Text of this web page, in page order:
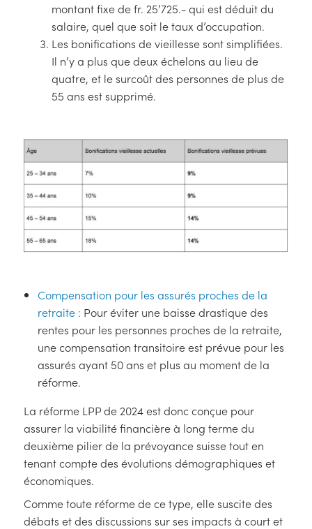
montant fixe de fr. 25’725.- qui est déduit du
salaire, quel que soit le taux d’occupation.
Les bonifications de vieillesse sont simplifiées.
Il n’y a plus que deux échelons au lieu de
quatre, et le surcoût des personnes de plus de
55 ans est supprimé.
Compensation pour les assurés proches de la
retraite : Pour éviter une baisse drastique des
rentes pour les personnes proches de la retraite,
une compensation transitoire est prévue pour les
assurés ayant 50 ans et plus au moment de la
réforme.
La réforme LPP de 2024 est donc conçue pour
assurer la viabilité financière à long terme du
deuxième pilier de la prévoyance suisse tout en
tenant compte des évolutions démographiques et
économiques.
Comme toute réforme de ce type, elle suscite des
débats et des discussions sur ses impacts à court et